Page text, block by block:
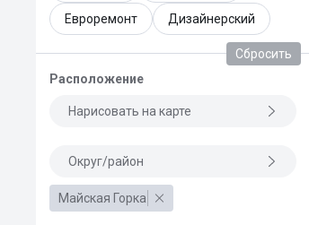
Евроремонт Дизайнерский
Сбросить
Расположение
Нарисовать на карте
Округ/район
Майская Горка